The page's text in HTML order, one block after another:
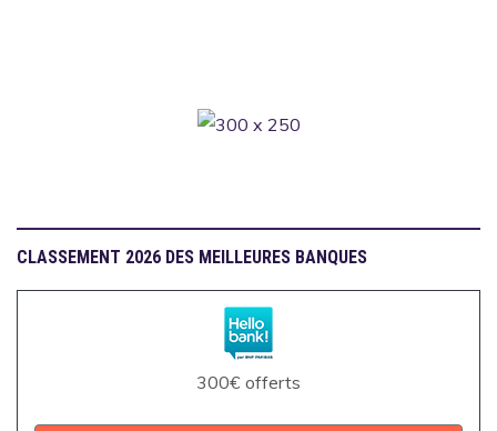
CLASSEMENT 2026 DES MEILLEURES BANQUES
300€ offerts